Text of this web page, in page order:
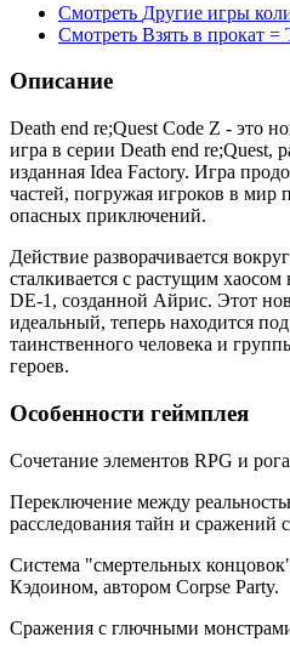
Смотреть Другие игры
Смотреть Взять в прокат =
Описание
Death end re;Quest Code Z - это
игра в серии Death end re;Quest,
изданная Idea Factory. Игра
частей, погружая игроков в мир
опасных приключений.
Действие разворачивается
сталкивается с растущим
DE-1, созданной Айрис. Этот
идеальный, теперь находится
таинственного человека и
героев.
Особенности геймплея
Сочетание элементов RPG и
Переключение между
расследования тайн и сражений
Система "смертельных
Кэдоином, автором Corpse Party.
Сражения с глючными